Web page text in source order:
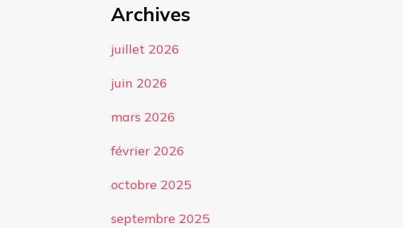
Archives
juillet 2026
juin 2026
mars 2026
février 2026
octobre 2025
septembre 2025